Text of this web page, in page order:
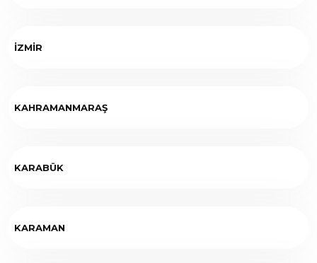
İZMİR
KAHRAMANMARAŞ
KARABÜK
KARAMAN